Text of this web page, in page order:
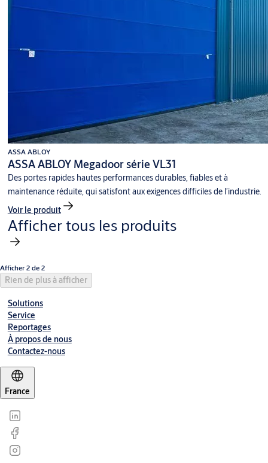
ASSA ABLOY
ASSA ABLOY Megadoor série VL31
Des portes rapides hautes performances durables, fiables et à
maintenance réduite, qui satisfont aux exigences difficiles de l’industrie.
Voir le produit
Afficher tous les produits
Afficher 2 de 2
Rien de plus à afficher
Solutions
Service
Reportages
À propos de nous
Contactez-nous
France